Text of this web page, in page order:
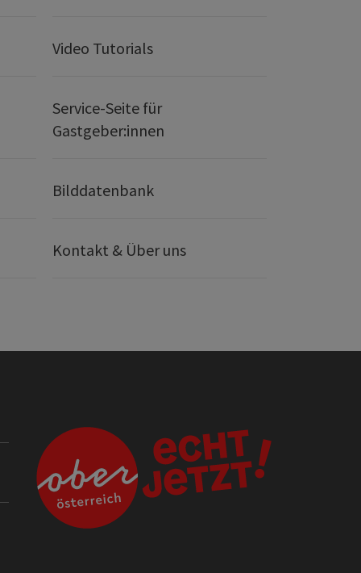
Video Tutorials
Service-Seite für
Gastgeber:innen
Bilddatenbank
Kontakt & Über uns